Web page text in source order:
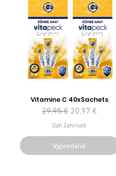
Vitamine C 40xSachets
Normálna cena
29,95 € Zľavnená cena
20,97 €
Daň Zahrnuté
Vypredané